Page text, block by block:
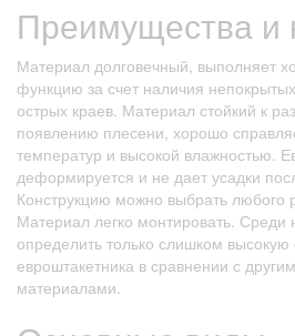
Преимущества и
Материал долговечный, выполняет
функцию за счет наличия
острых краев. Материал стойкий к
появлению плесени, хорошо
температур и высокой влажностью.
деформируется и не дает усадки
Конструкцию можно выбрать любого
Материал легко монтировать. Среди
определить только слишком высокую
евроштакетника в сравнении с
материалами.